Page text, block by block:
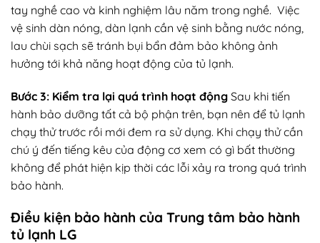
tay nghề cao và kinh nghiệm lâu năm trong nghề. Việc
vệ sinh dàn nóng, dàn lạnh cần vệ sinh bằng nước nóng,
lau chùi sạch sẽ tránh bụi bẩn đảm bảo không ảnh
hưởng tới khả năng hoạt động của tủ lạnh.
Bước 3: Kiểm tra lại quá trình hoạt động Sau khi tiến
hành bảo dưỡng tất cả bộ phận trên, bạn nên để tủ lạnh
chạy thử trước rồi mới đem ra sử dụng. Khi chạy thử cần
chú ý đến tiếng kêu của động cơ xem có gì bất thường
không để phát hiện kịp thời các lỗi xảy ra trong quá trình
bảo hành.
Điều kiện bảo hành của Trung tâm bảo hành
tủ lạnh LG